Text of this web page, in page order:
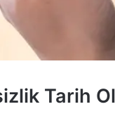
Tarih